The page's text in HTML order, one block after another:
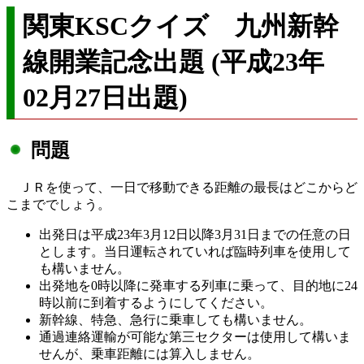
関東KSCクイズ 九州新幹
線開業記念出題 (平成23年
02月27日出題)
問題
ＪＲを使って、一日で移動できる距離の最長はどこからど
こまででしょう。
出発日は平成23年3月12日以降3月31日までの任意の日
とします。当日運転されていれば臨時列車を使用して
も構いません。
出発地を0時以降に発車する列車に乗って、目的地に24
時以前に到着するようにしてください。
新幹線、特急、急行に乗車しても構いません。
通過連絡運輸が可能な第三セクターは使用して構いま
せんが、乗車距離には算入しません。